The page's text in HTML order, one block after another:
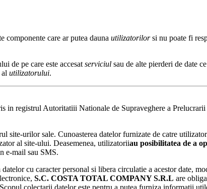
componente care ar putea dauna utilizatorilorsi nu poate fi
de pe care este accesat serviciul sau de alte pierderi de date
utilizatorului.
in registrul Autoritatiii Nationale de Supraveghere a
site-urilor sale. Cunoasterea datelor furnizate de catre
al site-ului. Deasemenea, utilizatoriiau posibilitatea de a
e-mail sau SMS.
cu caracter personal si libera circulatie a acestor date,
S.C. COSTA TOTAL COMPANYS.R.L are
colectarii datelor este pentru a putea furniza informatii